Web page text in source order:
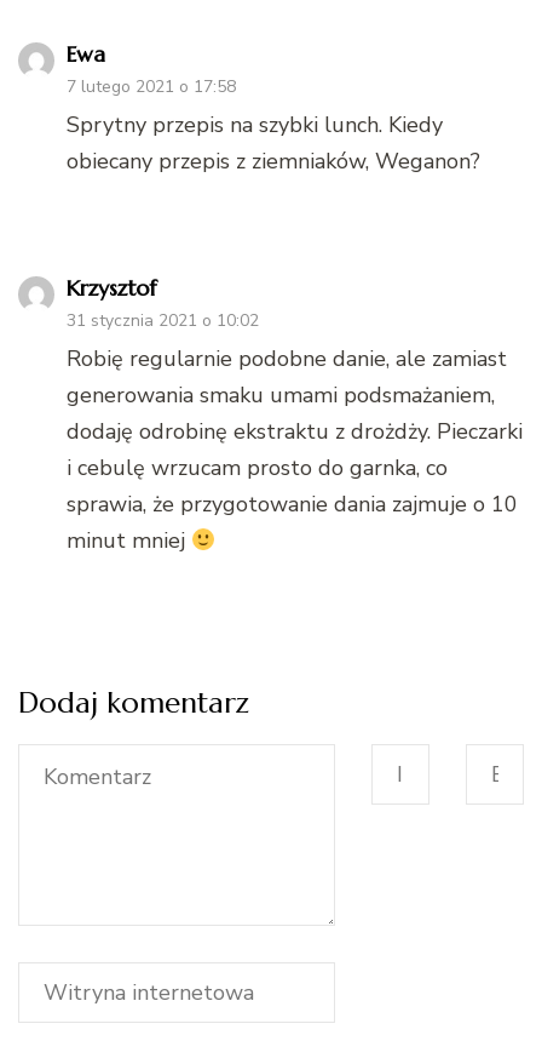
Ewa
7 lutego 2021 o 17:58
Sprytny przepis na szybki lunch. Kiedy
obiecany przepis z ziemniaków, Weganon?
Krzysztof
31 stycznia 2021 o 10:02
Robię regularnie podobne danie, ale zamiast
generowania smaku umami podsmażaniem,
dodaję odrobinę ekstraktu z drożdży. Pieczarki
i cebulę wrzucam prosto do garnka, co
sprawia, że przygotowanie dania zajmuje o 10
minut mniej
Dodaj komentarz